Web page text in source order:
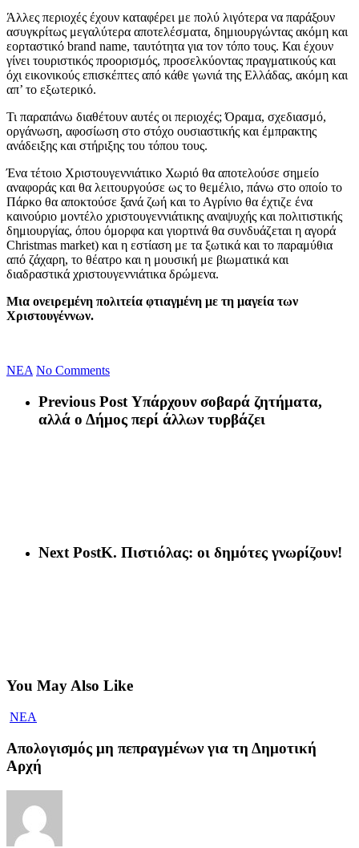
Άλλες περιοχές έχουν καταφέρει με πολύ λιγότερα να παράξουν
ασυγκρίτως μεγαλύτερα αποτελέσματα, δημιουργώντας ακόμη και
εορταστικό brand name, ταυτότητα για τον τόπο τους. Και έχουν
γίνει τουριστικός προορισμός, προσελκύοντας πραγματικούς και
όχι εικονικούς επισκέπτες από κάθε γωνιά της Ελλάδας, ακόμη και
απ’ το εξωτερικό.
Τι παραπάνω διαθέτουν αυτές οι περιοχές; Όραμα, σχεδιασμό,
οργάνωση, αφοσίωση στο στόχο ουσιαστικής και έμπρακτης
ανάδειξης και στήριξης του τόπου τους.
Ένα τέτοιο Χριστουγεννιάτικο Χωριό θα αποτελούσε σημείο
αναφοράς και θα λειτουργούσε ως το θεμέλιο, πάνω στο οποίο το
Πάρκο θα αποκτούσε ξανά ζωή και το Αγρίνιο θα έχτιζε ένα
καινούριο μοντέλο χριστουγεννιάτικης αναψυχής και πολιτιστικής
δημιουργίας, όπου όμορφα και γιορτινά θα συνδυάζεται η αγορά
Christmas market) και η εστίαση με τα ξωτικά και το παραμύθια
από ζάχαρη, το θέατρο και η μουσική με βιωματικά και
διαδραστικά χριστουγεννιάτικα δρώμενα.
Μια ονειρεμένη πολιτεία φτιαγμένη με τη μαγεία των
Χριστουγέννων.
NEA No Comments
Previous Post Υπάρχουν σοβαρά ζητήματα,
αλλά ο Δήμος περί άλλων τυρβάζει
Next PostΚ. Πιστιόλας: οι δημότες γνωρίζουν!
You May Also Like
NEA
Απολογισμός μη πεπραγμένων για τη Δημοτική
Αρχή